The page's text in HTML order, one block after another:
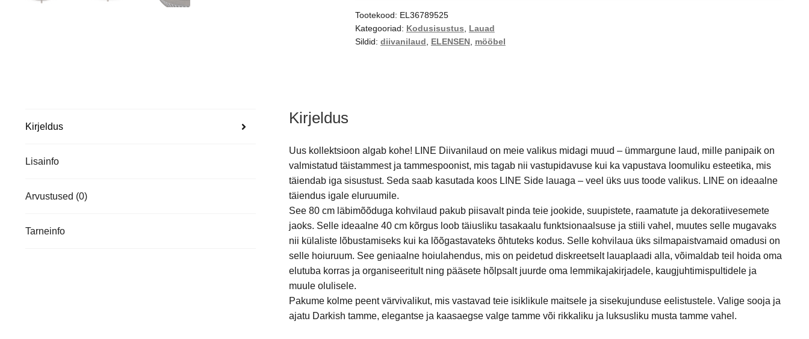
Tootekood: EL36789525
Kategooriad: Kodusisustus
Lauad
Sildid: diivanilaud ELENSEN, mööbel
Kirjeldus
Lisainfo
Arvustused (0)
Tarneinfo
Kirjeldus
Uus kollektsioon algab kohe! LINE Diivanilaud on meie valikus midagi muud – ümmargune laud, mille panipaik on
valmistatud täistammest ja tammespoonist, mis tagab nii vastupidavuse kui ka vapustava loomuliku esteetika, mis
täiendab iga sisustust. Seda saab kasutada koos LINE Side lauaga – veel üks uus toode valikus. LINE on ideaalne
täiendus igale eluruumile.
See 80 cm läbimõõduga kohvilaud pakub piisavalt pinda teie jookide, suupistete, raamatute ja dekoratiivesemete
jaoks. Selle ideaalne 40 cm kõrgus loob täiusliku tasakaalu funktsionaalsuse ja stiili vahel, muutes selle mugavaks
nii külaliste lõbustamiseks kui ka lõõgastavateks õhtuteks kodus. Selle kohvilaua üks silmapaistvamaid omadusi on
selle hoiuruum. See geniaalne hoiulahendus, mis on peidetud diskreetselt lauaplaadi alla, võimaldab teil hoida oma
elutuba korras ja organiseeritult ning pääsete hõlpsalt juurde oma lemmikajakirjadele, kaugjuhtimispultidele ja
muule olulisele.
Pakume kolme peent värvivalikut, mis vastavad teie isiklikule maitsele ja sisekujunduse eelistustele. Valige sooja ja
ajatu Darkish tamme, elegantse ja kaasaegse valge tamme või rikkaliku ja luksusliku musta tamme vahel.